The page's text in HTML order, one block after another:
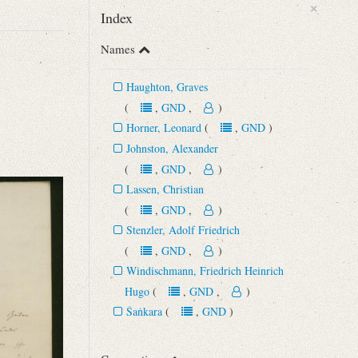
×
Index
Names
Haughton, Graves
(, GND, )
Horner, Leonard (, GND)
Johnston, Alexander
(, GND, )
Lassen, Christian
(, GND, )
Stenzler, Adolf Friedrich
(, GND, )
Windischmann, Friedrich Heinrich
Hugo (, GND, )
Śaṅkara (, GND)